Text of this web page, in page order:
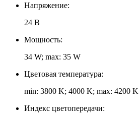
Напряжение:
24 В
Мощность:
34 W; max: 35 W
Цветовая температура:
min: 3800 K; 4000 K; max: 4200 K
Индекс цветопередачи: